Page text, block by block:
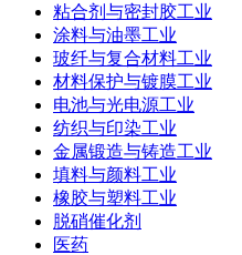
粘合剂与密封胶工业
涂料与油墨工业
玻纤与复合材料工业
材料保护与镀膜工业
电池与光电源工业
纺织与印染工业
金属锻造与铸造工业
填料与颜料工业
橡胶与塑料工业
脱硝催化剂
医药